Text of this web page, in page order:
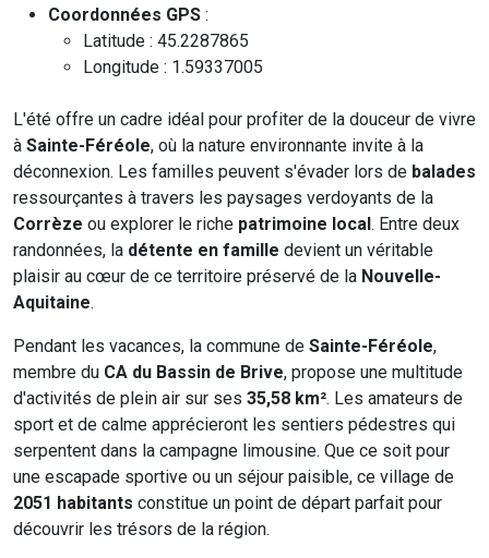
Coordonnées GPS :
Latitude : 45.2287865
Longitude : 1.59337005
L'été offre un cadre idéal pour profiter de la douceur de vivre
à Sainte-Féréole, où la nature environnante invite à la
déconnexion. Les familles peuvent s'évader lors de balades
ressourçantes à travers les paysages verdoyants de la
Corrèze ou explorer le riche patrimoine local. Entre deux
randonnées, la détente en famille devient un véritable
plaisir au cœur de ce territoire préservé de la Nouvelle-
Aquitaine.
Pendant les vacances, la commune de Sainte-Féréole,
membre du CA du Bassin de Brive, propose une multitude
d'activités de plein air sur ses 35,58 km². Les amateurs de
sport et de calme apprécieront les sentiers pédestres qui
serpentent dans la campagne limousine. Que ce soit pour
une escapade sportive ou un séjour paisible, ce village de
2051 habitants constitue un point de départ parfait pour
découvrir les trésors de la région.